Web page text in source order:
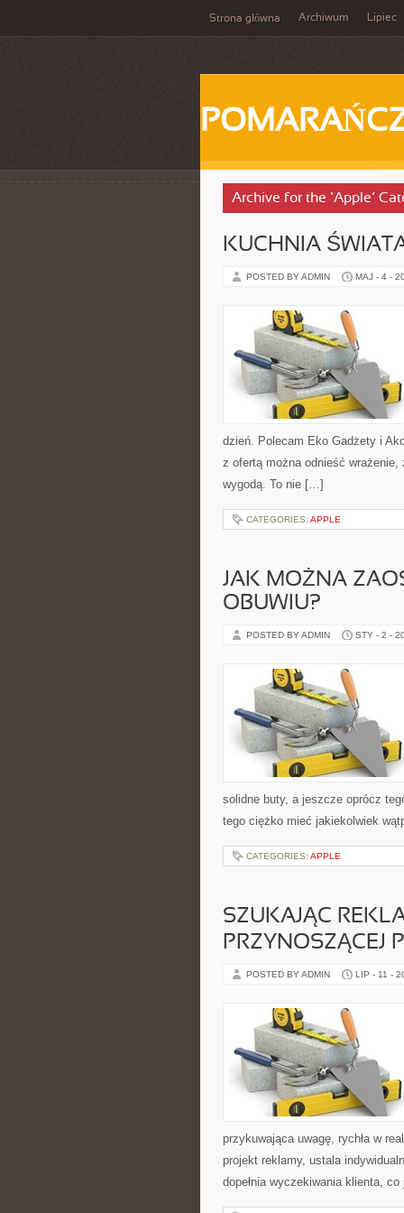
Strona główna Archiwum Lipiec
Archive for the ‘Apple’
KUCHNIA
POSTED BY ADMIN MAJ - 4 -
dzień. Polecam Eko Gadżety i
z ofertą można odnieść
wygodą. To nie […]
CATEGORIES: APPLE
JAK MOŻNA
OBUWIU?
POSTED BY ADMIN STY - 2 -
solidne buty, a jeszcze oprócz
tego ciężko mieć jakiekolwiek
CATEGORIES: APPLE
SZUKAJĄC
PRZYNOSZĄCEJ
POSTED BY ADMIN LIP - 11 -
przykuwająca uwagę, rychła w
projekt reklamy, ustala
dopełnia wyczekiwania klienta,